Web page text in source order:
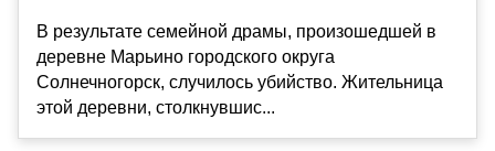
В результате семейной драмы, произошедшей в
деревне Марьино городского округа
Солнечногорск, случилось убийство. Жительница
этой деревни, столкнувшис...